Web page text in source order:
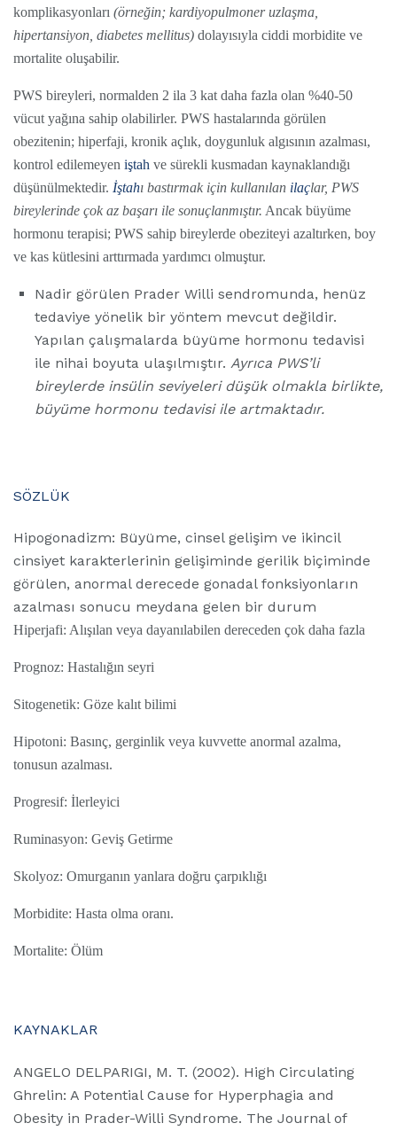
komplikasyonları (örneğin; kardiyopulmoner uzlaşma,
hipertansiyon, diabetes mellitus) dolayısıyla ciddi morbidite ve
mortalite oluşabilir.
PWS bireyleri, normalden 2 ila 3 kat daha fazla olan %40-50
vücut yağına sahip olabilirler. PWS hastalarında görülen
obezitenin; hiperfaji, kronik açlık, doygunluk algısının azalması,
kontrol edilemeyen iştah ve sürekli kusmadan kaynaklandığı
düşünülmektedir. İştahı bastırmak için kullanılan ilaçlar, PWS
bireylerinde çok az başarı ile sonuçlanmıştır. Ancak büyüme
hormonu terapisi; PWS sahip bireylerde obeziteyi azaltırken, boy
ve kas kütlesini arttırmada yardımcı olmuştur.
Nadir görülen Prader Willi sendromunda, henüz
tedaviye yönelik bir yöntem mevcut değildir.
Yapılan çalışmalarda büyüme hormonu tedavisi
ile nihai boyuta ulaşılmıştır. Ayrıca PWS’li
bireylerde insülin seviyeleri düşük olmakla birlikte,
büyüme hormonu tedavisi ile artmaktadır.
SÖZLÜK
Hipogonadizm: Büyüme, cinsel gelişim ve ikincil
cinsiyet karakterlerinin gelişiminde gerilik biçiminde
görülen, anormal derecede gonadal fonksiyonların
azalması sonucu meydana gelen bir durum
Hiperjafi: Alışılan veya dayanılabilen dereceden çok daha fazla
Prognoz: Hastalığın seyri
Sitogenetik: Göze kalıt bilimi
Hipotoni: Basınç, gerginlik veya kuvvette anormal azalma,
tonusun azalması.
Progresif: İlerleyici
Ruminasyon: Geviş Getirme
Skolyoz: Omurganın yanlara doğru çarpıklığı
Morbidite: Hasta olma oranı.
Mortalite: Ölüm
KAYNAKLAR
ANGELO DELPARIGI, M. T. (2002). High Circulating
Ghrelin: A Potential Cause for Hyperphagia and
Obesity in Prader-Willi Syndrome. The Journal of